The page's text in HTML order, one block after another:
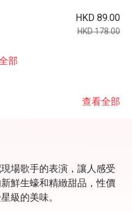
HKD 89.00
HKD 178.00
部
查看全部
場歌手的表演，讓人感受
鮮生蠔和精緻甜品，性價
級的美味。